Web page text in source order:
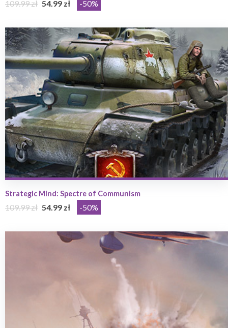
109.99 zł 54.99 zł -50%
Strategic Mind: Spectre of Communism
109.99 zł 54.99 zł -50%